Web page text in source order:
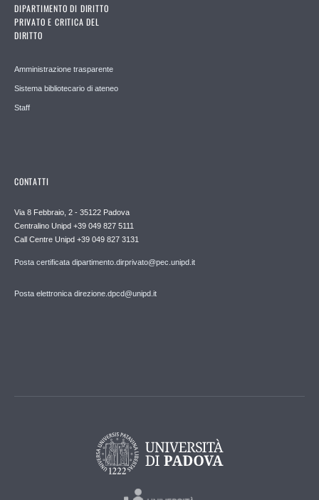
DIPARTIMENTO DI DIRITTO
PRIVATO E CRITICA DEL
DIRITTO
Amministrazione trasparente
Sistema bibliotecario di ateneo
Staff
CONTATTI
Via 8 Febbraio, 2 - 35122 Padova
Centralino Unipd +39 049 827 5111
Call Centre Unipd +39 049 827 3131
Posta certificata dipartimento.dirprivato@pec.unipd.it
Posta elettronica direzione.dpcd@unipd.it